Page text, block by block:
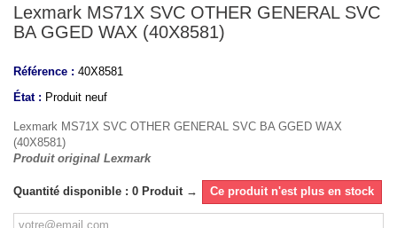
Lexmark MS71X SVC OTHER GENERAL SVC
BA GGED WAX (40X8581)
Référence : 40X8581
État : Produit neuf
Lexmark MS71X SVC OTHER GENERAL SVC BA GGED WAX
(40X8581)
Produit original Lexmark
Quantité disponible : 0 Produit → Ce produit n'est plus en stock